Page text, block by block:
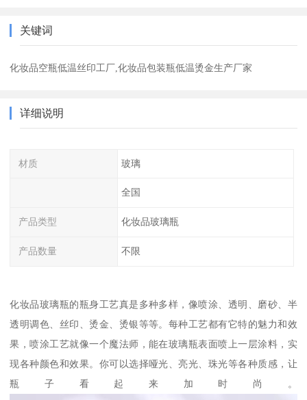
关键词
化妆品空瓶低温丝印工厂,化妆品包装瓶低温烫金生产厂家
详细说明
材质 玻璃
全国
产品类型 化妆品玻璃瓶
产品数量 不限
化妆品玻璃瓶的瓶身工艺真是多种多样，像喷涂、透明、磨砂、半
透明调色、丝印、烫金、烫银等等。每种工艺都有它特的魅力和效
果，喷涂工艺就像一个魔法师，能在玻璃瓶表面喷上一层涂料，实
现各种颜色和效果。你可以选择哑光、亮光、珠光等各种质感，让
瓶子看起来加时尚。